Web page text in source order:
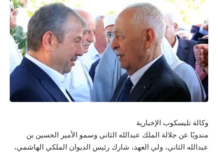
وكالة تليسكوب الإخبارية
مندوبًا عن جلالة الملك عبدالله الثاني وسمو الأمير الحسين بن
عبدالله الثاني، ولي العهد، شارك رئيس الديوان الملكي الهاشمي،